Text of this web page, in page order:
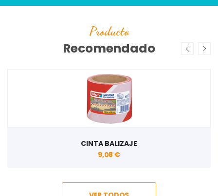
Producto
Recomendado
CINTAS ADHESIVAS PARA SUELO